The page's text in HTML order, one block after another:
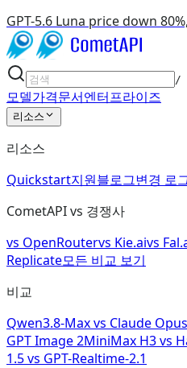
GPT-5.6 Luna price down
/
모델가격문서엔터프라이즈
리소스
리소스
Quickstart지원블로그변경 로
CometAPI vs 경쟁사
vs OpenRoutervs Kie.aivs
Replicate모든 비교 보기
비교
Qwen3.8-Maxvs Claude
GPT Image 2MiniMax H3vs
1.5vs GPT-Realtime-2.1